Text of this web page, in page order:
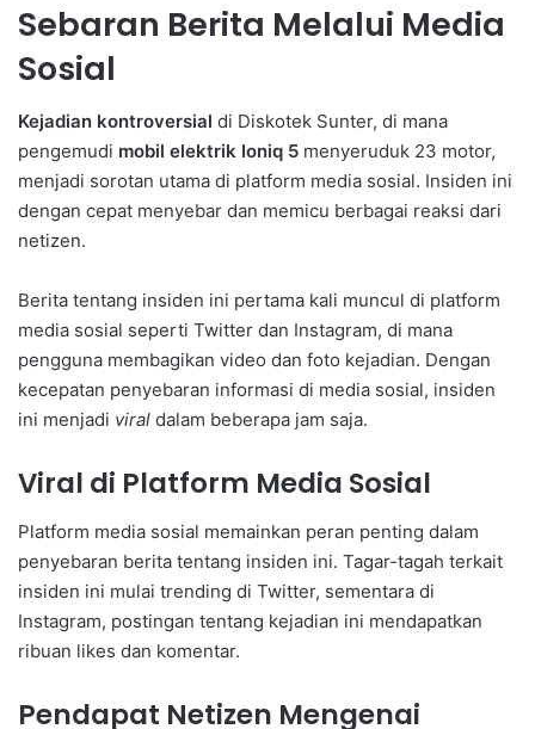
Sebaran Berita Melalui Media
Sosial
Kejadian kontroversial di Diskotek Sunter, di mana
pengemudi mobil elektrik Ioniq 5 menyeruduk 23 motor,
menjadi sorotan utama di platform media sosial. Insiden ini
dengan cepat menyebar dan memicu berbagai reaksi dari
netizen.
Berita tentang insiden ini pertama kali muncul di platform
media sosial seperti Twitter dan Instagram, di mana
pengguna membagikan video dan foto kejadian. Dengan
kecepatan penyebaran informasi di media sosial, insiden
ini menjadi viral dalam beberapa jam saja.
Viral di Platform Media Sosial
Platform media sosial memainkan peran penting dalam
penyebaran berita tentang insiden ini. Tagar-tagah terkait
insiden ini mulai trending di Twitter, sementara di
Instagram, postingan tentang kejadian ini mendapatkan
ribuan likes dan komentar.
Pendapat Netizen Mengenai